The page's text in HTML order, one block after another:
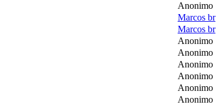
Anonimo
Marcos br
Marcos br
Anonimo
Anonimo
Anonimo
Anonimo
Anonimo
Anonimo